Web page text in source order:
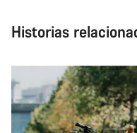
Historias